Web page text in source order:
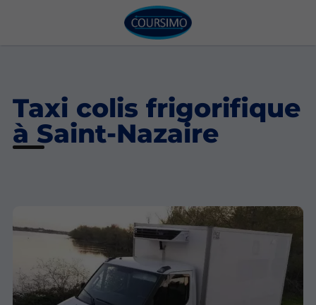
Taxi colis frigorifique
à Saint-Nazaire